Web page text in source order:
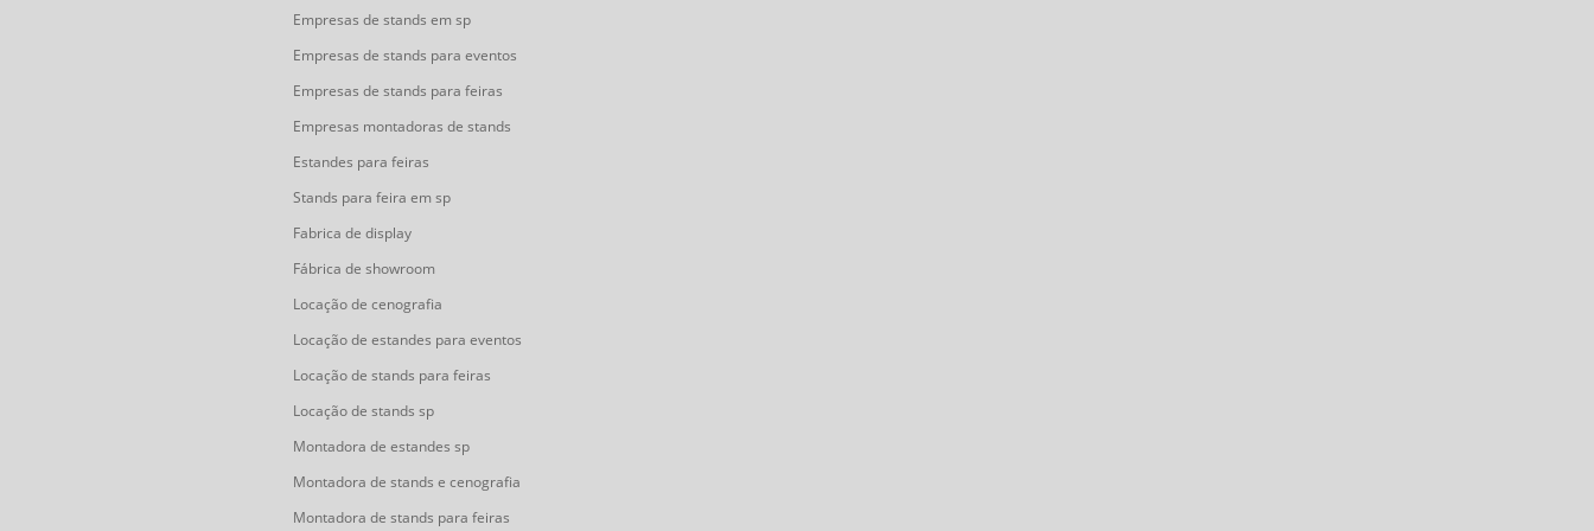
Empresas de stands em sp
Empresas de stands para eventos
Empresas de stands para feiras
Empresas montadoras de stands
Estandes para feiras
Stands para feira em sp
Fabrica de display
Fábrica de showroom
Locação de cenografia
Locação de estandes para eventos
Locação de stands para feiras
Locação de stands sp
Montadora de estandes sp
Montadora de stands e cenografia
Montadora de stands para feiras